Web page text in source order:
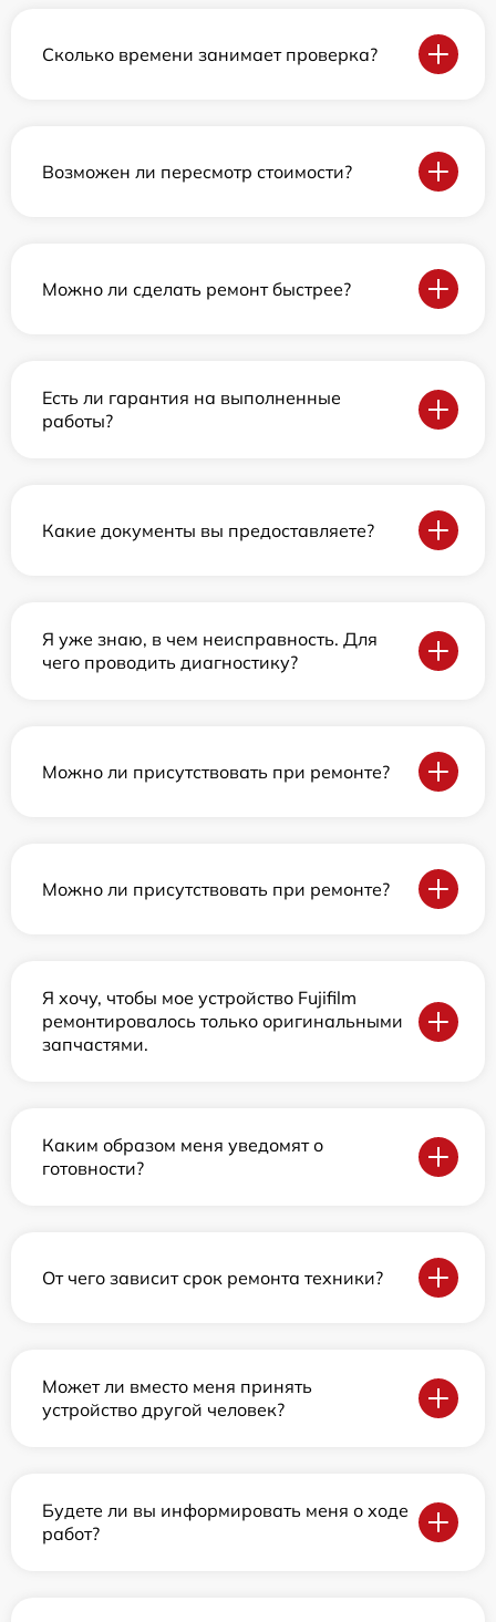
Сколько времени занимает проверка?
Возможен ли пересмотр стоимости?
Можно ли сделать ремонт быстрее?
Есть ли гарантия на выполненные
работы?
Какие документы вы предоставляете?
Я уже знаю, в чем неисправность. Для
чего проводить диагностику?
Можно ли присутствовать при ремонте?
Можно ли присутствовать при ремонте?
Я хочу, чтобы мое устройство Fujifilm
ремонтировалось только оригинальными
запчастями.
Каким образом меня уведомят о
готовности?
От чего зависит срок ремонта техники?
Может ли вместо меня принять
устройство другой человек?
Будете ли вы информировать меня о ходе
работ?